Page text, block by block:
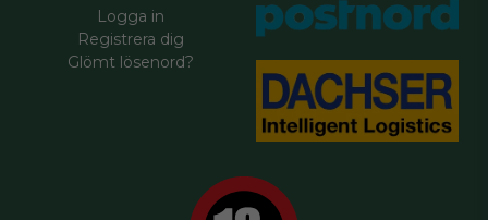
Logga in
Registrera dig
Glömt lösenord?